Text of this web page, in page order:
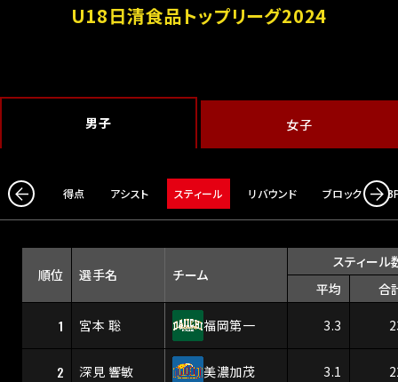
U18日清食品トップリーグ2024
男子 女子
得点 アシスト スティール リバウンド ブロック
順位 選手名 チーム
スティール
平均
合
1 宮本 聡 福岡第一 3.3
2 深見 響敏 美濃加茂 3.1